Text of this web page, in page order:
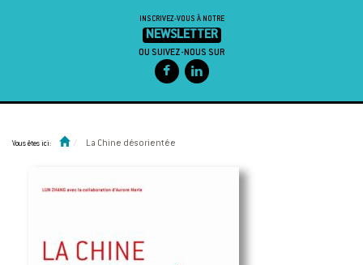
INSCRIVEZ-VOUS À NOTRE
NEWSLETTER
OU SUIVEZ-NOUS SUR
Vous êtes ici: La Chine désorientée